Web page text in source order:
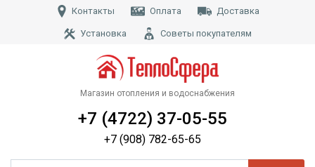
Контакты Оплата Доставка
Установка Советы покупателям
Магазин отопления и водоснабжения
+7 (4722) 37-05-55
+7 (908) 782-65-65